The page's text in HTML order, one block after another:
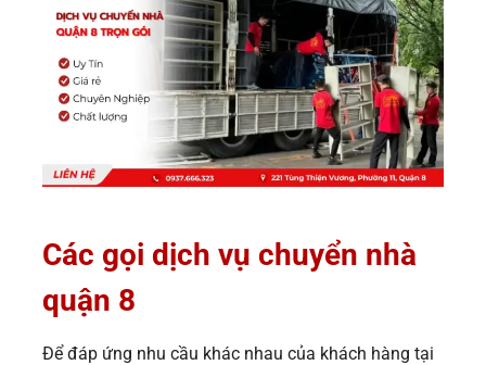
Các gọi dịch vụ chuyển nhà
quận 8
Để đáp ứng nhu cầu khác nhau của khách hàng tại